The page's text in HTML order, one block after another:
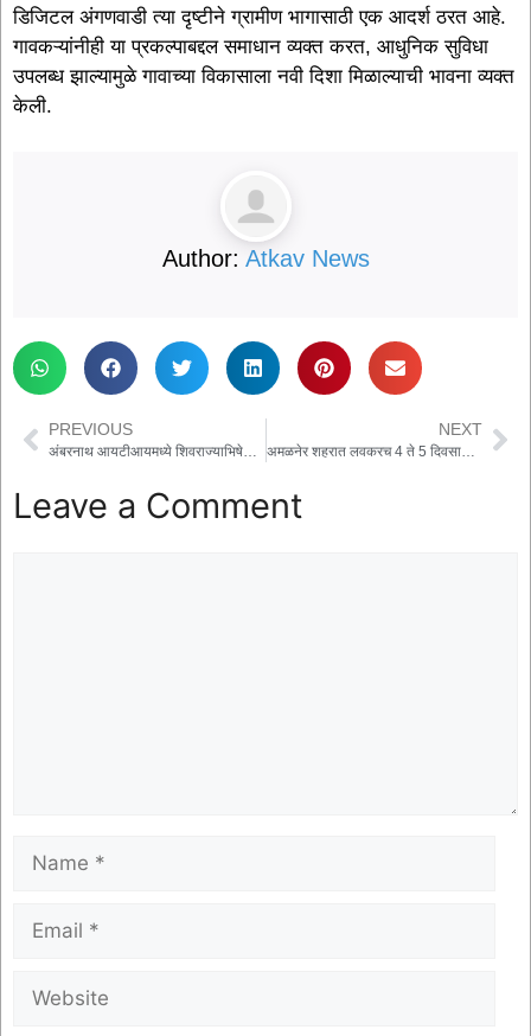
डिजिटल अंगणवाडी त्या दृष्टीने ग्रामीण भागासाठी एक आदर्श ठरत आहे.
गावकऱ्यांनीही या प्रकल्पाबद्दल समाधान व्यक्त करत, आधुनिक सुविधा
उपलब्ध झाल्यामुळे गावाच्या विकासाला नवी दिशा मिळाल्याची भावना व्यक्त
केली.
Author: Atkav News
PREVIOUS NEXT
अमळनेर शहरात लवकरच 4 ते 5 दिवसाआड पाणीपुरवठा करण्याचे नियोजन करणार
Leave a Comment